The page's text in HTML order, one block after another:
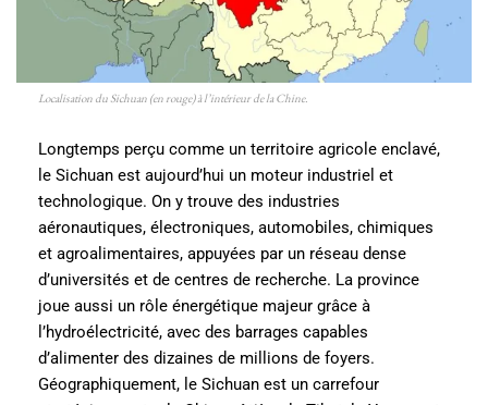
Localisation du Sichuan (en rouge) à l’intérieur de la Chine.
Longtemps perçu comme un territoire agricole enclavé,
le Sichuan est aujourd’hui un moteur industriel et
technologique. On y trouve des industries
aéronautiques, électroniques, automobiles, chimiques
et agroalimentaires, appuyées par un réseau dense
d’universités et de centres de recherche. La province
joue aussi un rôle énergétique majeur grâce à
l’hydroélectricité, avec des barrages capables
d’alimenter des dizaines de millions de foyers.
Géographiquement, le Sichuan est un carrefour